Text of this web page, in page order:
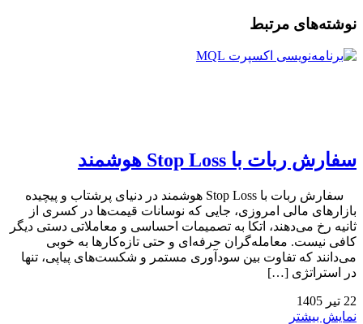
نوشته‌های مرتبط
سفارش ربات با Stop Loss هوشمند
سفارش ربات با Stop Loss هوشمند در دنیای پرشتاب و پیچیده
بازارهای مالی امروزی، جایی که نوسانات قیمت‌ها در کسری از
ثانیه رخ می‌دهند، اتکا به تصمیمات احساسی و معاملاتی دستی دیگر
کافی نیست. معامله‌گران حرفه‌ای و حتی تازه‌کارها به خوبی
می‌دانند که تفاوت بین سودآوری مستمر و شکست‌های پیاپی، تنها
در استراتژی […]
22 تیر 1405
نمایش بیشتر